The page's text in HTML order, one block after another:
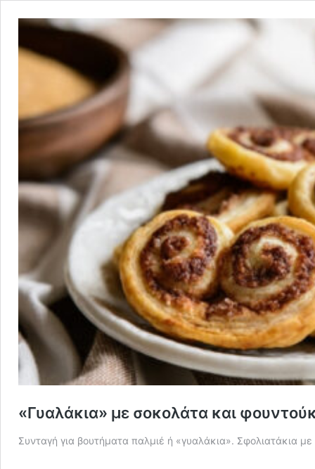
«Γυαλάκια» με σοκολάτα και
Συνταγή για βουτήματα παλμιέ ή «γυαλάκια». Σφολιατάκια